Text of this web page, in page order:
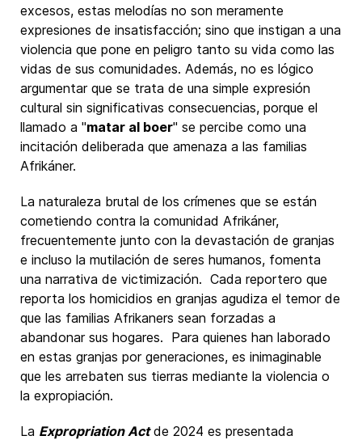
excesos, estas melodías no son meramente
expresiones de insatisfacción; sino que instigan a una
violencia que pone en peligro tanto su vida como las
vidas de sus comunidades. Además, no es lógico
argumentar que se trata de una simple expresión
cultural sin significativas consecuencias, porque el
llamado a "matar al boer" se percibe como una
incitación deliberada que amenaza a las familias
Afrikáner.
La naturaleza brutal de los crímenes que se están
cometiendo contra la comunidad Afrikáner,
frecuentemente junto con la devastación de granjas
e incluso la mutilación de seres humanos, fomenta
una narrativa de victimización. Cada reportero que
reporta los homicidios en granjas agudiza el temor de
que las familias Afrikaners sean forzadas a
abandonar sus hogares. Para quienes han laborado
en estas granjas por generaciones, es inimaginable
que les arrebaten sus tierras mediante la violencia o
la expropiación.
La Expropriation Actde 2024 es presentada